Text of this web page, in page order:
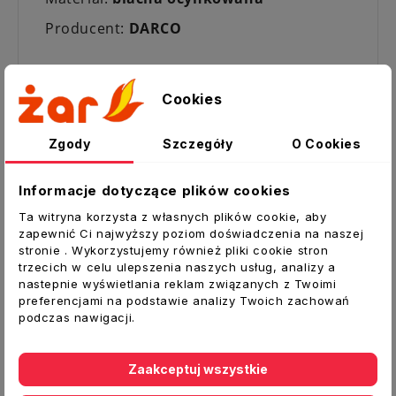
Producent: DARCO
Zobacz także
Cookies
Zgody Szczegóły O Cookies
Informacje dotyczące plików cookies
Ta witryna korzysta z własnych plików cookie, aby
zapewnić Ci najwyższy poziom doświadczenia na naszej
stronie . Wykorzystujemy również pliki cookie stron
trzecich w celu ulepszenia naszych usług, analizy a
nastepnie wyświetlania reklam związanych z Twoimi
preferencjami na podstawie analizy Twoich zachowań
podczas nawigacji.
Zaakceptuj wszystkie